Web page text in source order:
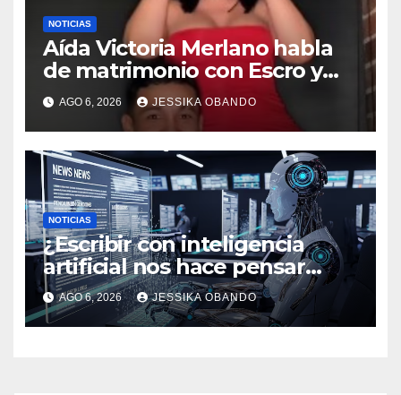
NOTICIAS
Aída Victoria Merlano habla
de matrimonio con Escro y
revela sus planes de formar
una familia
AGO 6, 2026 JESSIKA OBANDO
NOTICIAS
¿Escribir con inteligencia
artificial nos hace pensar
menos?
AGO 6, 2026 JESSIKA OBANDO